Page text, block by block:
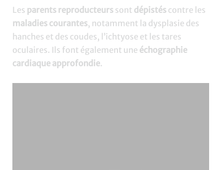
Les parents reproducteurs sont dépistés contre les
maladies courantes, notamment la dysplasie des
hanches et des coudes, l’ichtyose et les tares
oculaires. Ils font également une échographie
cardiaque approfondie.